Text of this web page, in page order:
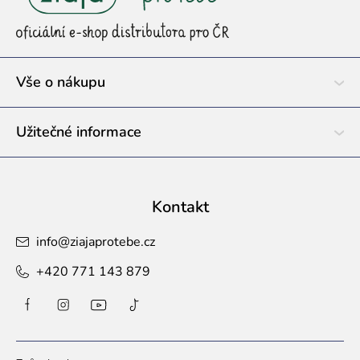
t
Vše o nákupu
Užitečné informace
Kontakt
info@ziajaprotebe.cz
+420 771 143 879